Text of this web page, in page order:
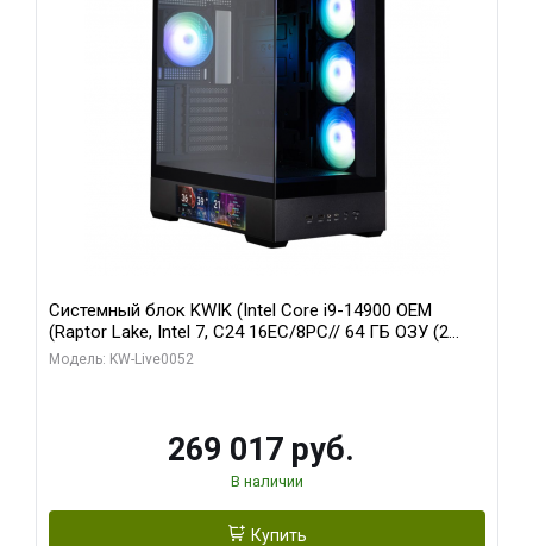
Системный блок KWIK (Intel Core i9-14900 OEM
(Raptor Lake, Intel 7, C24 16EC/8PC// 64 ГБ ОЗУ (2
модуля)/ Palit RTX5080 GAMINGPRO OC 16GB GDDR7
Модель: KW-Live0052
269 017 руб.
В наличии
Купить